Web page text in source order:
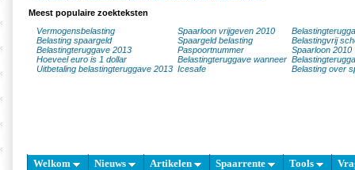
Meest populaire zoekteksten
Vermogensbelasting
Spaarloon vrijgeven 2010
Belasting spaargeld
Spaargeld belasting
Belastingvrij
Belastingteruggave 2013
Paspoortnummer
Spaarloon 2010
Hoeveel euro is 1 dollar
Belastingteruggave wanneer
Uitbetaling belastingteruggave 2013 Icesafe Belasting over
Welkom Nieuws Artikelen Spaarrente Tools